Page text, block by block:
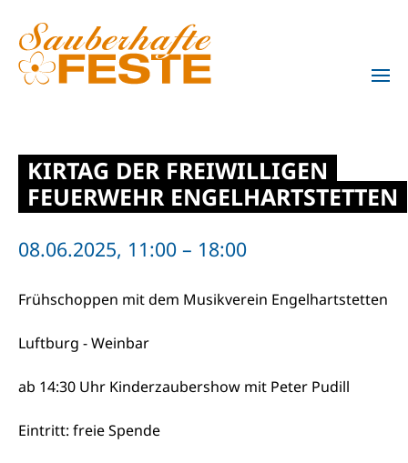
Zum Hauptinhalt springen
KIRTAG DER FREIWILLIGEN
FEUERWEHR ENGELHARTSTETTEN
08.06.2025, 11:00 – 18:00
Frühschoppen mit dem Musikverein Engelhartstetten
Luftburg - Weinbar
ab 14:30 Uhr Kinderzaubershow mit Peter Pudill
Eintritt: freie Spende